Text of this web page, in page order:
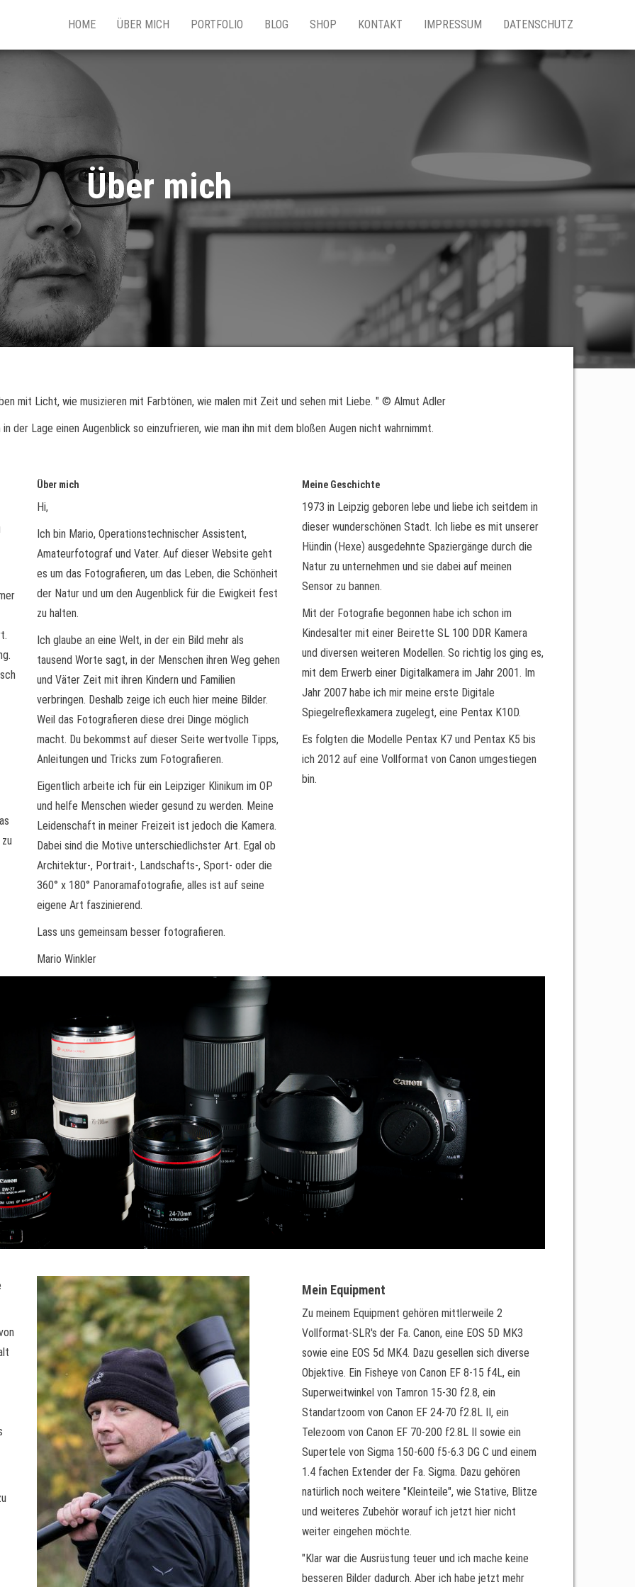
HOME ÜBER MICH PORTFOLIO BLOG SHOP KONTAKT IMPRESSUM DATENSCHUTZ
Über mich
mit Licht, wie musizieren mit Farbtönen, wie malen mit Zeit und sehen mit Liebe. " © Almut Adler
der Lage einen Augenblick so einzufrieren, wie man ihn mit dem bloßen Augen nicht wahrnimmt.
Über mich
Hi,
Ich bin Mario, Operationstechnischer Assistent,
Amateurfotograf und Vater. Auf dieser Website geht
es um das Fotografieren, um das Leben, die Schönheit
der Natur und um den Augenblick für die Ewigkeit fest
zu halten.
Ich glaube an eine Welt, in der ein Bild mehr als
tausend Worte sagt, in der Menschen ihren Weg gehen
und Väter Zeit mit ihren Kindern und Familien
verbringen. Deshalb zeige ich euch hier meine Bilder.
Weil das Fotografieren diese drei Dinge möglich
macht. Du bekommst auf dieser Seite wertvolle Tipps,
Anleitungen und Tricks zum Fotografieren.
Eigentlich arbeite ich für ein Leipziger Klinikum im OP
und helfe Menschen wieder gesund zu werden. Meine
Leidenschaft in meiner Freizeit ist jedoch die Kamera.
Dabei sind die Motive unterschiedlichster Art. Egal ob
Architektur-, Portrait-, Landschafts-, Sport- oder die
360° x 180° Panoramafotografie, alles ist auf seine
eigene Art faszinierend.
Lass uns gemeinsam besser fotografieren.
Mario Winkler
Meine Geschichte
1973 in Leipzig geboren lebe und liebe ich seitdem in
dieser wunderschönen Stadt. Ich liebe es mit unserer
Hündin (Hexe) ausgedehnte Spaziergänge durch die
Natur zu unternehmen und sie dabei auf meinen
Sensor zu bannen.
Mit der Fotografie begonnen habe ich schon im
Kindesalter mit einer Beirette SL 100 DDR Kamera
und diversen weiteren Modellen. So richtig los ging es,
mit dem Erwerb einer Digitalkamera im Jahr 2001. Im
Jahr 2007 habe ich mir meine erste Digitale
Spiegelreflexkamera zugelegt, eine Pentax K10D.
Es folgten die Modelle Pentax K7 und Pentax K5 bis
ich 2012 auf eine Vollformat von Canon umgestiegen
bin.
Mein Equipment
Zu meinem Equipment gehören mittlerweile 2
Vollformat-SLR's der Fa. Canon, eine EOS 5D MK3
sowie eine EOS 5d MK4. Dazu gesellen sich diverse
Objektive. Ein Fisheye von Canon EF 8-15 f4L, ein
Superweitwinkel von Tamron 15-30 f2.8, ein
Standartzoom von Canon EF 24-70 f2.8L II, ein
Telezoom von Canon EF 70-200 f2.8L II sowie ein
Supertele von Sigma 150-600 f5-6.3 DG C und einem
1.4 fachen Extender der Fa. Sigma. Dazu gehören
natürlich noch weitere "Kleinteile", wie Stative, Blitze
und weiteres Zubehör worauf ich jetzt hier nicht
weiter eingehen möchte.
"Klar war die Ausrüstung teuer und ich mache keine
besseren Bilder dadurch. Aber ich habe jetzt mehr